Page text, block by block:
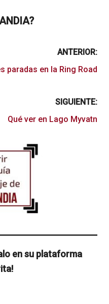
ANTERIOR:
paradas en la Ring Road
SIGUIENTE:
Qué ver en Lago Myvatn
en su plataforma